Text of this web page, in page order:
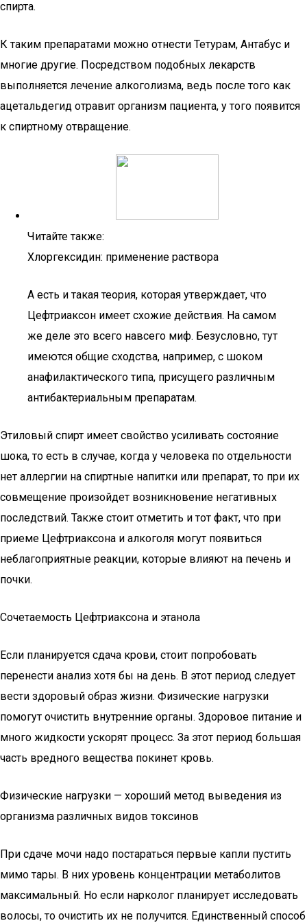
спирта.
К таким препаратами можно отнести Тетурам, Антабус и
многие другие. Посредством подобных лекарств
выполняется лечение алкоголизма, ведь после того как
ацетальдегид отравит организм пациента, у того появится
к спиртному отвращение.
Читайте также:
Хлоргексидин: применение раствора
А есть и такая теория, которая утверждает, что
Цефтриаксон имеет схожие действия. На самом
же деле это всего навсего миф. Безусловно, тут
имеются общие сходства, например, с шоком
анафилактического типа, присущего различным
антибактериальным препаратам.
Этиловый спирт имеет свойство усиливать состояние
шока, то есть в случае, когда у человека по отдельности
нет аллергии на спиртные напитки или препарат, то при их
совмещение произойдет возникновение негативных
последствий. Также стоит отметить и тот факт, что при
приеме Цефтриаксона и алкоголя могут появиться
неблагоприятные реакции, которые влияют на печень и
почки.
Сочетаемость Цефтриаксона и этанола
Если планируется сдача крови, стоит попробовать
перенести анализ хотя бы на день. В этот период следует
вести здоровый образ жизни. Физические нагрузки
помогут очистить внутренние органы. Здоровое питание и
много жидкости ускорят процесс. За этот период большая
часть вредного вещества покинет кровь.
Физические нагрузки — хороший метод выведения из
организма различных видов токсинов
При сдаче мочи надо постараться первые капли пустить
мимо тары. В них уровень концентрации метаболитов
максимальный. Но если нарколог планирует исследовать
волосы, то очистить их не получится. Единственный способ